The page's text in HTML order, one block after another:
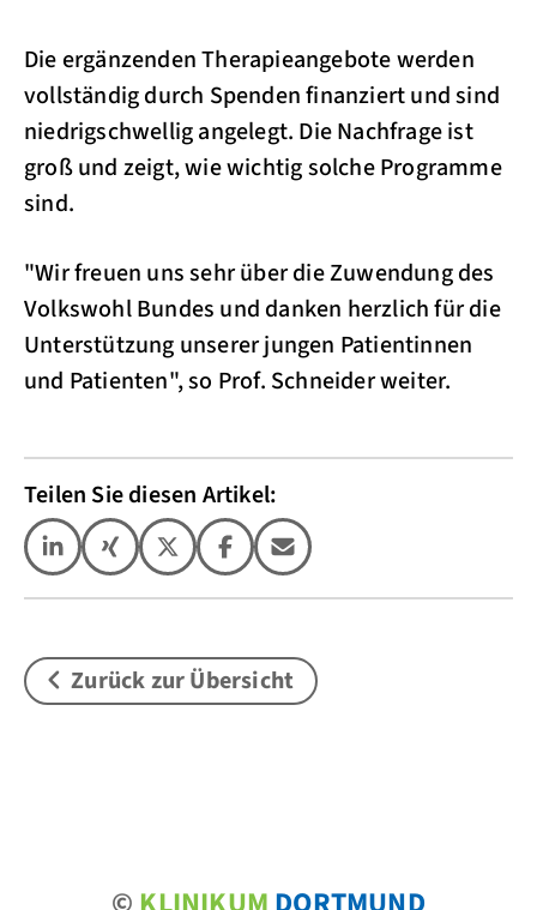
Die ergänzenden Therapieangebote werden
vollständig durch Spenden finanziert und sind
niedrigschwellig angelegt. Die Nachfrage ist
groß und zeigt, wie wichtig solche Programme
sind.
"Wir freuen uns sehr über die Zuwendung des
Volkswohl Bundes und danken herzlich für die
Unterstützung unserer jungen Patientinnen
und Patienten", so Prof. Schneider weiter.
Teilen Sie diesen Artikel:
Zurück zur Übersicht